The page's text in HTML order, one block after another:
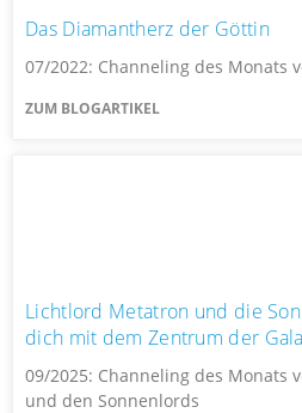
Das Diamantherz der Göttin
07/2022: Channeling des Monats
ZUM BLOGARTIKEL
Lichtlord Metatron und die
dich mit dem Zentrum der
09/2025: Channeling des Monats
und den Sonnenlords